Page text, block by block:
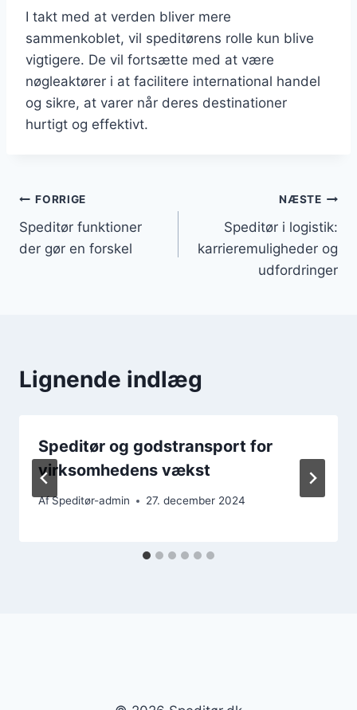
I takt med at verden bliver mere
sammenkoblet, vil speditørens rolle kun blive
vigtigere. De vil fortsætte med at være
nøgleaktører i at facilitere international handel
og sikre, at varer når deres destinationer
hurtigt og effektivt.
Indlægsnavigation
FORRIGE
Speditør funktioner
der gør en forskel
NÆSTE
Speditør i logistik:
karrieremuligheder og
udfordringer
Lignende indlæg
Speditør og godstransport for
virksomhedens vækst
AfSpeditør-admin 27. december 2024